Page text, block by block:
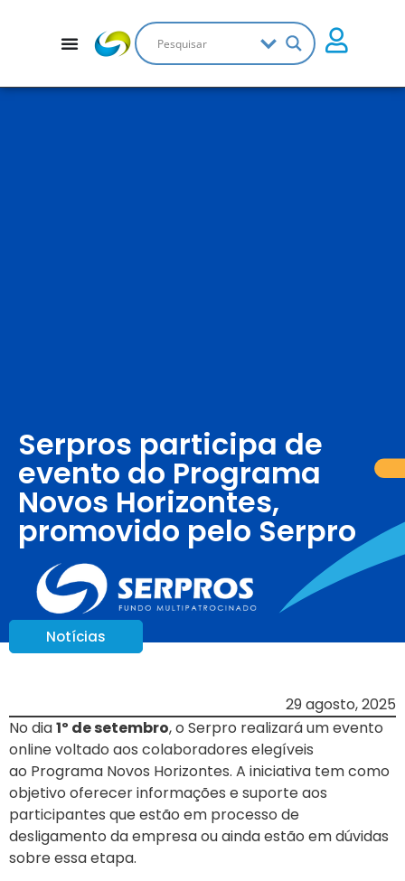
Serpros participa de
evento do Programa
Novos Horizontes,
promovido pelo Serpro
Notícias
29 agosto, 2025
No dia1º de setembro, o Serpro realizará um evento
online voltado aos colaboradores elegíveis
ao Programa Novos Horizontes. A iniciativa tem como
objetivo oferecer informações e suporte aos
participantes que estão em processo de
desligamento da empresa ou ainda estão em dúvidas
sobre essa etapa.